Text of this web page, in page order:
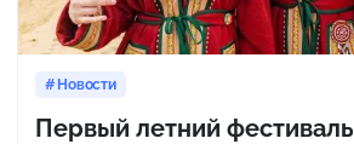
Новости
Первый летний фестиваль